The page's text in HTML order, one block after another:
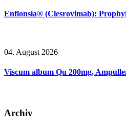
Enflonsia® (Clesrovimab):
04. August 2026
Viscum album Qu 200mg,
Archiv